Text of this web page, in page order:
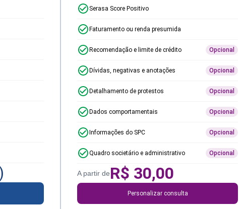
Serasa Score Positivo
Faturamento ou renda presumida
Recomendação e limite de crédito Opcional
Dívidas, negativas e anotações Opcional
Detalhamento de protestos Opcional
Dados comportamentais Opcional
Informações do SPC Opcional
Quadro societário e administrativo Opcional
A partir deR$ 30,00
Personalizar consulta